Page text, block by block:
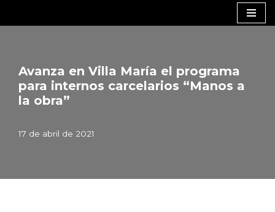
Avanza en Villa María el programa
para internos carcelarios “Manos a
la obra”
17 de abril de 2021